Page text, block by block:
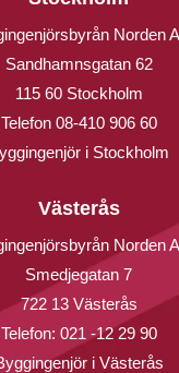
Norden
Sandhamnsgatan 62
115 60 Stockholm
Telefon 08-410 906 60
i Stockholm
Västerås
Norden
Smedjegatan 7
722 13 Västerås
Telefon: 021 -12 29 90
i Västerås